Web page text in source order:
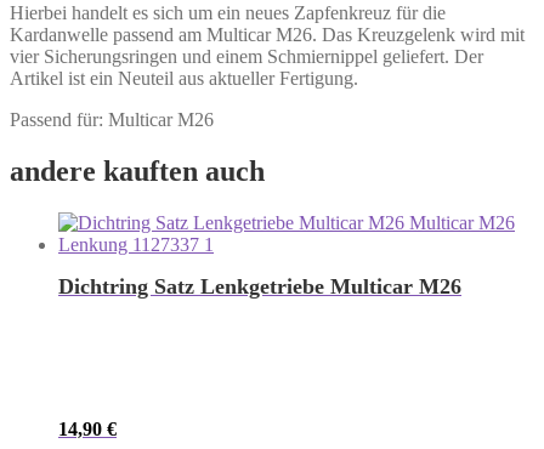
Hierbei handelt es sich um ein neues Zapfenkreuz für die
Kardanwelle passend am Multicar M26. Das Kreuzgelenk wird mit
vier Sicherungsringen und einem Schmiernippel geliefert. Der
Artikel ist ein Neuteil aus aktueller Fertigung.
Passend für: Multicar M26
andere kauften auch
Dichtring Satz Lenkgetriebe Multicar M26
14,90 €